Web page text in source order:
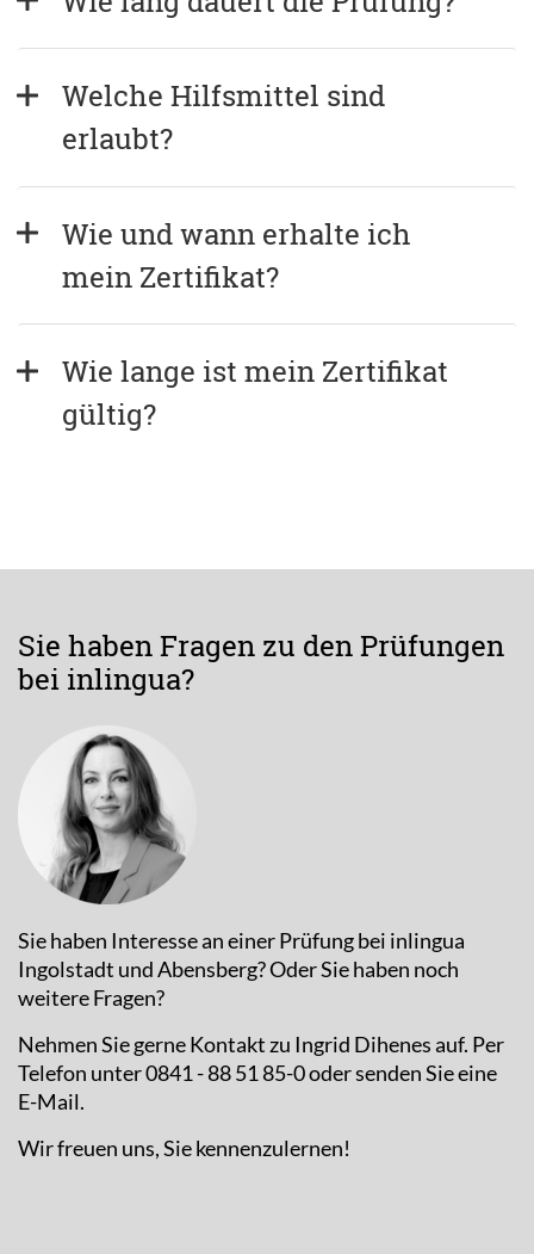
Welche Hilfsmittel sind
erlaubt?
Wie und wann erhalte ich
mein Zertifikat?
Wie lange ist mein Zertifikat
gültig?
Sie haben Fragen zu den Prüfungen
bei inlingua?
Sie haben Interesse an einer Prüfung bei inlingua
Ingolstadt und Abensberg? Oder Sie haben noch
weitere Fragen?
Nehmen Sie gerne Kontakt zu Ingrid Dihenes auf. Per
Telefon unter 0841 - 88 51 85-0 oder senden Sie eine
E-Mail.
Wir freuen uns, Sie kennenzulernen!